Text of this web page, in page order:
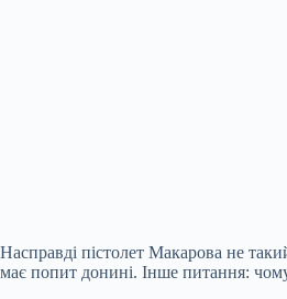
Насправді пістолет Макарова не
має попит донині. Інше питання: чому